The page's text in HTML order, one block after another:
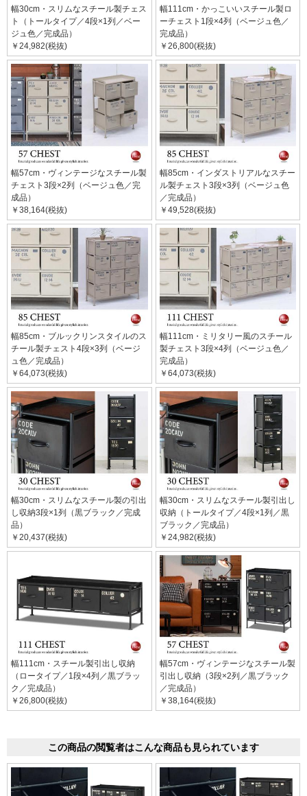
幅30cm・スリムなスチール製チェス
ト（トールタイプ／4段×1列／ベー
ジュ色／完成品）
￥24,982(税抜)
幅111cm・かっこいいスチール製ロ
ーチェスト1段×4列（ベージュ色／
完成品）
￥26,800(税抜)
幅57cm・ヴィンテージなスチール製
チェスト3段×2列（ベージュ色／完
成品）
￥38,164(税抜)
幅85cm・インダストリアルなスチー
ル製チェスト3段×3列（ベージュ色
／完成品）
￥49,528(税抜)
幅85cm・ブルックリンスタイルのス
チール製チェスト4段×3列（ベージ
ュ色／完成品）
￥64,073(税抜)
幅111cm・ミリタリー風のスチール
製チェスト3段×4列（ベージュ色／
完成品）
￥64,073(税抜)
幅30cm・スリムなスチール製の引出
し収納3段×1列（黒ブラック／完成
品）
￥20,437(税抜)
幅30cm・スリムなスチール製引出し
収納（トールタイプ／4段×1列／黒
ブラック／完成品）
￥24,982(税抜)
幅111cm・スチール製引出し収納
（ロータイプ／1段×4列／黒ブラッ
ク／完成品）
￥26,800(税抜)
幅57cm・ヴィンテージなスチール製
引出し収納（3段×2列／黒ブラック
／完成品）
￥38,164(税抜)
この商品の閲覧者はこんな商品も見られています